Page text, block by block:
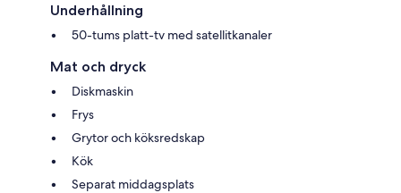
Underhållning
50-tums platt-tv med satellitkanaler
Mat och dryck
Diskmaskin
Frys
Grytor och köksredskap
Kök
Separat middagsplats